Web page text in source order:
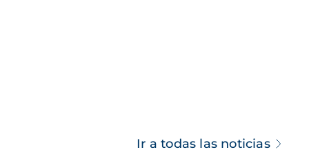
Ir a todas las noticias